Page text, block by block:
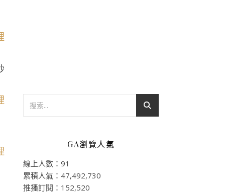
GA瀏覽人氣
線上人數：91
累積人氣：47,492,730
推播訂閱：152,520